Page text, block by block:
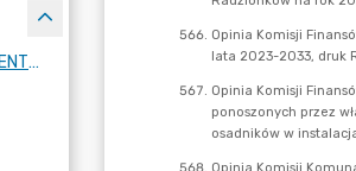
SPOSOBY DORĘCZANIA DOKUMENTÓW DO URZĘDU MIASTA RADZIONKÓW